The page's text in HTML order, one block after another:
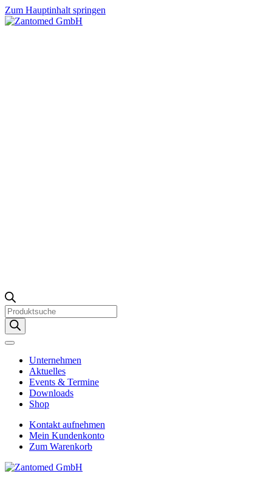
Zum Hauptinhalt springen
Products
search
Unternehmen
Aktuelles
Events & Termine
Downloads
Shop
Kontakt aufnehmen
Mein Kundenkonto
Zum Warenkorb